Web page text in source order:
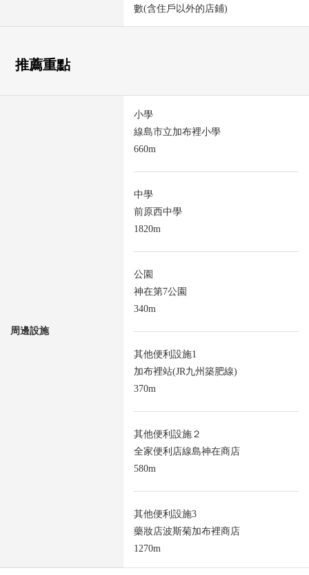
數(含住戶以外的店鋪)
推薦重點
周邊設施
小學
線島市立加布裡小學
660m
中學
前原西中學
1820m
公園
神在第7公園
340m
其他便利設施1
加布裡站(JR九州築肥線)
370m
其他便利設施２
全家便利店線島神在商店
580m
其他便利設施3
藥妝店波斯菊加布裡商店
1270m